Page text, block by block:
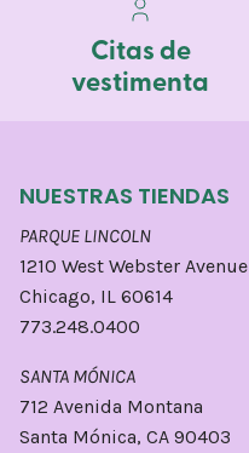
Citas de
vestimenta
NUESTRAS TIENDAS
PARQUE LINCOLN
1210 West Webster Avenue
Chicago, IL 60614
773.248.0400
SANTA MÓNICA
712 Avenida Montana
Santa Mónica, CA 90403